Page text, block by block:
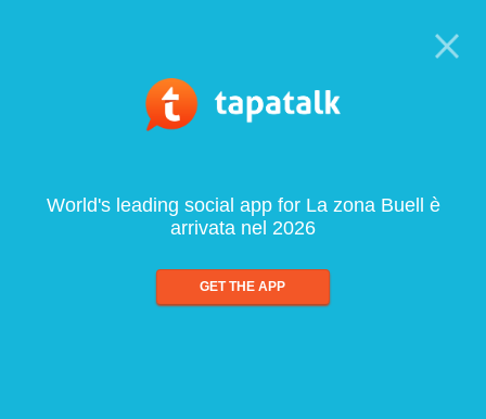
World's leading social app for La zona Buell è
arrivata nel 2026
GET THE APP